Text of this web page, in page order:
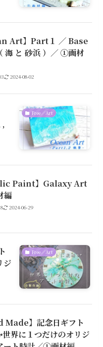
Art】Part１ ／ Base
と 砂浜 ）／ ①画材
2024-08-02
Free／Art
Paint】Galaxy Art
編
2024-06-29
Free／Art
ジ
Made】記念日ギフト
世界に１つだけのオリジ